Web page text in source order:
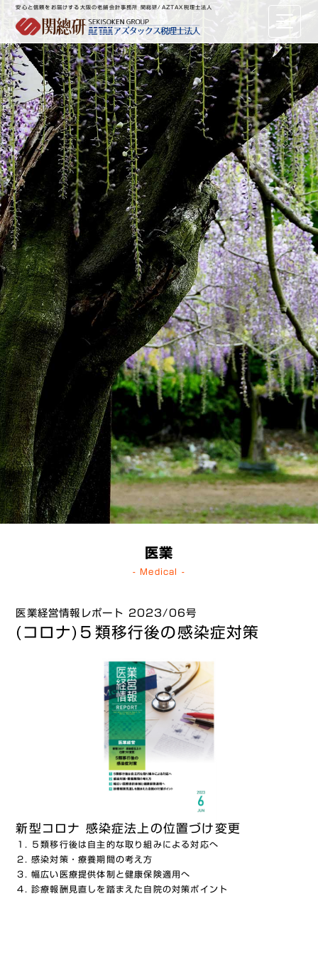
安心と信頼をお届けする大阪の老舗会計事務所 関総研/AZTAX税理士法人
医業
- Medical -
医業経営情報レポート 2023/06号
(コロナ)５類移行後の感染症対策
新型コロナ 感染症法上の位置づけ変更
５類移行後は自主的な取り組みによる対応へ
感染対策・療養期間の考え方
幅広い医療提供体制と健康保険適用へ
診療報酬見直しを踏まえた自院の対策ポイント